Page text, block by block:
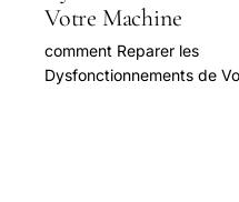
Votre Machine
comment Reparer les
Dysfonctionnements de